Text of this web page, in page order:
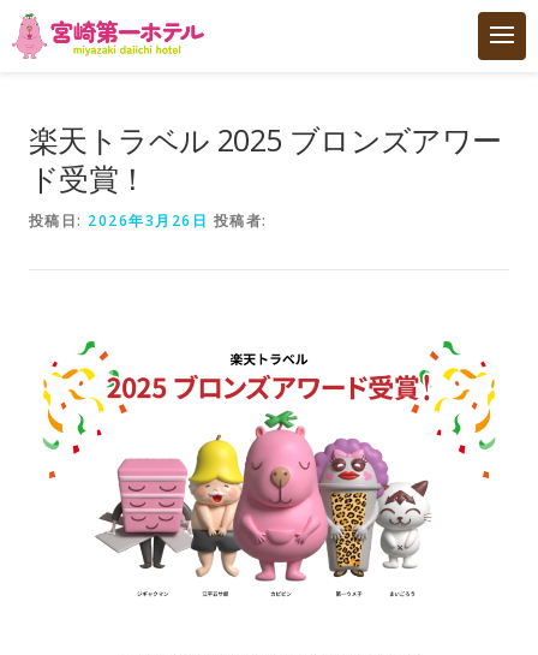
客室
朝食
ご利用案内
アクセス
楽天トラベル 2025 ブロンズアワー
ド受賞！
投稿日: 2026年3月26日 投稿者: